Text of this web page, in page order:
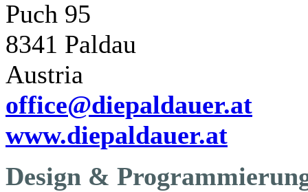
Puch 95
8341 Paldau
Austria
office@diepaldauer.at
www.diepaldauer.at
Design &